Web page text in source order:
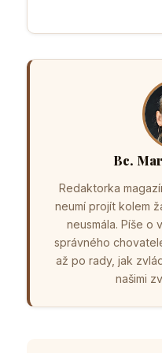
Bc.
Redaktorka
neumí projít kolem
neusmála. Píše o
správného
až po rady, jak
našimi